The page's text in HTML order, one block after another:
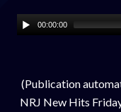
00:00:00
(Publication
NRJ New Hits